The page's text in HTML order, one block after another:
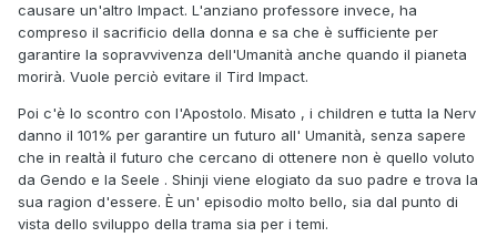
causare un'altro Impact. L'anziano professore invece, ha
compreso il sacrificio della donna e sa che è sufficiente per
garantire la sopravvivenza dell'Umanità anche quando il pianeta
morirà. Vuole perciò evitare il Tird Impact.
Poi c'è lo scontro con l'Apostolo. Misato , i children e tutta la Nerv
danno il 101% per garantire un futuro all' Umanità, senza sapere
che in realtà il futuro che cercano di ottenere non è quello voluto
da Gendo e la Seele . Shinji viene elogiato da suo padre e trova la
sua ragion d'essere. È un' episodio molto bello, sia dal punto di
vista dello sviluppo della trama sia per i temi.